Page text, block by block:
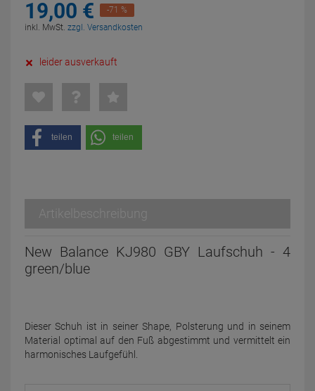
19,00 €
-71 %
inkl. MwSt. zzgl. Versandkosten
leider ausverkauft
teilen teilen
Artikelbeschreibung
New Balance KJ980 GBY Laufschuh - 4
green/blue
Dieser Schuh ist in seiner Shape, Polsterung und in seinem
Material optimal auf den Fuß abgestimmt und vermittelt ein
harmonisches Laufgefühl.